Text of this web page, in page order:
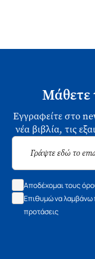
Μάθετε
Εγγραφείτε στο
νέα βιβλία, τις
Αποδέχομαι τους
Επιθυμώ να λαμβάνω
προτάσεις